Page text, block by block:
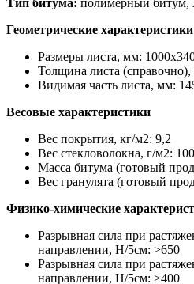
Тип битума: полимерный
Геометрические характеристики
Размеры листа, мм:
Толщина листа
Видимая часть листа, мм:
Весовые характеристики
Вес покрытия, кг/м2: 9,2
Вес стекловолокна, г/м2: 100
Масса битума (готовый
Вес гранулята (готовый
Физико-химические
Разрывная сила при
направлении, H/5см: >650
Разрывная сила при
направлении, H/5см: >400